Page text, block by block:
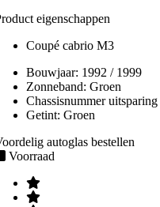
eigenschappen
Coupé cabrio M3
Bouwjaar: 1992 / 1999
Zonneband: Groen
Chassisnummer uitsparing
Getint: Groen
autoglas bestellen
Voorraad